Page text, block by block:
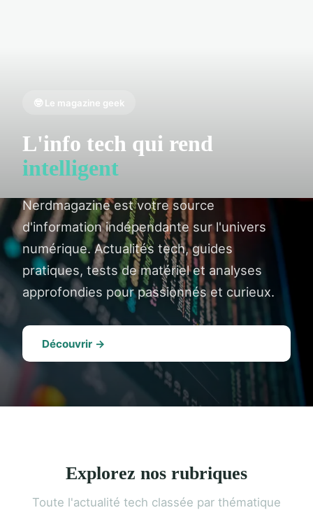
🤓 Le magazine geek
L'info tech qui rend
intelligent
Nerdmagazine est votre source
d'information indépendante sur l'univers
numérique. Actualités tech, guides
pratiques, tests de matériel et analyses
approfondies pour passionnés et curieux.
Découvrir →
Explorez nos rubriques
Toute l'actualité tech classée par thématique